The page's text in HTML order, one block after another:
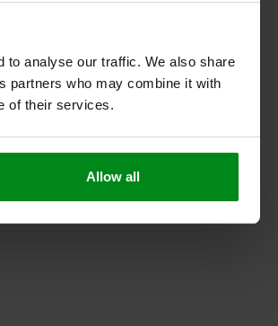
to analyse our traffic. We also share
partners who may combine it with
of their services.
Allow all